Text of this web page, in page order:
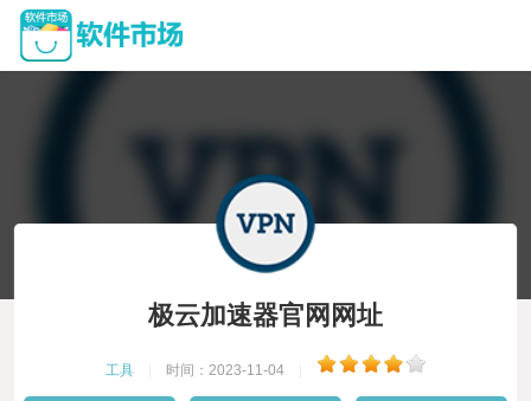
极云加速器官网网址
工具 时间：2023-11-04